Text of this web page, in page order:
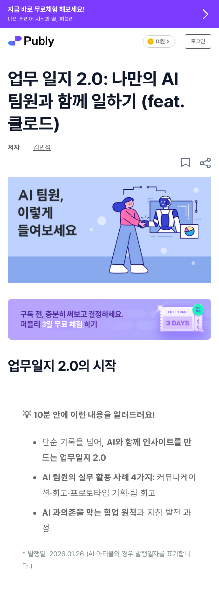
지금 바로 무료체험 해보세요!
나의 커리어 시작과 끝, 퍼블리
0원 로그인
업무 일지 2.0: 나만의 AI
팀원과 함께 일하기 (feat.
클로드)
저자 김민석
업무일지 2.0의 시작
💡 10분 안에 이런 내용을 알려드려요!
단순 기록을 넘어, AI와 함께 인사이트를 만
드는 업무일지 2.0
AI 팀원의 실무 활용 사례 4가지: 커뮤니케이
션·회고·프로토타입 기획·팀 회고
AI 과의존을 막는 협업 원칙과 지침 발전 과
정
* 발행일: 2026.01.26 (AI 아티클의 경우 발행일자를 표기합니
다.)